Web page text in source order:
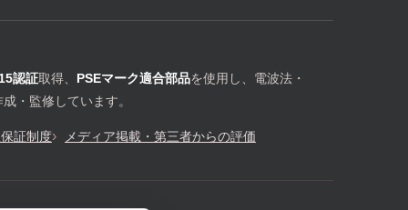
認証取得、 PSEマーク適合部品を使用し、電波法・
・監修しています。
証制度 メディア掲載・第三者からの評価